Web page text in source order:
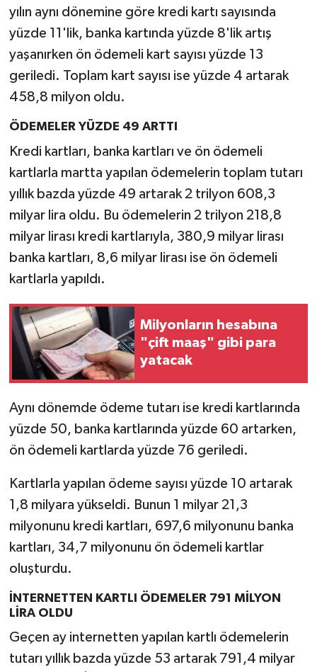
yılın aynı dönemine göre kredi kartı sayısında
yüzde 11'lik, banka kartında yüzde 8'lik artış
yaşanırken ön ödemeli kart sayısı yüzde 13
geriledi. Toplam kart sayısı ise yüzde 4 artarak
458,8 milyon oldu.
ÖDEMELER YÜZDE 49 ARTTI
Kredi kartları, banka kartları ve ön ödemeli
kartlarla martta yapılan ödemelerin toplam tutarı
yıllık bazda yüzde 49 artarak 2 trilyon 608,3
milyar lira oldu. Bu ödemelerin 2 trilyon 218,8
milyar lirası kredi kartlarıyla, 380,9 milyar lirası
banka kartları, 8,6 milyar lirası ise ön ödemeli
kartlarla yapıldı.
Milyonların hesabına
"çift maaş" gibi para
yatacak
Aynı dönemde ödeme tutarı ise kredi kartlarında
yüzde 50, banka kartlarında yüzde 60 artarken,
ön ödemeli kartlarda yüzde 76 geriledi.
Kartlarla yapılan ödeme sayısı yüzde 10 artarak
1,8 milyara yükseldi. Bunun 1 milyar 21,3
milyonunu kredi kartları, 697,6 milyonunu banka
kartları, 34,7 milyonunu ön ödemeli kartlar
oluşturdu.
İNTERNETTEN KARTLI ÖDEMELER 791 MİLYON
LİRA OLDU
Geçen ay internetten yapılan kartlı ödemelerin
tutarı yıllık bazda yüzde 53 artarak 791,4 milyar